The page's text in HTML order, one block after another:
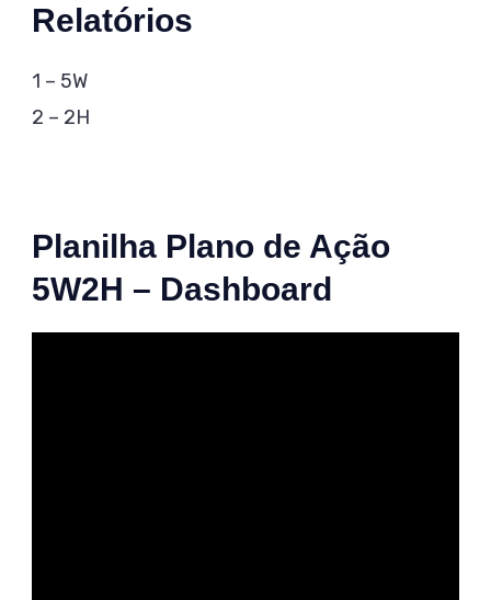
Relatórios
1 – 5W
2 – 2H
Planilha Plano de Ação
5W2H – Dashboard